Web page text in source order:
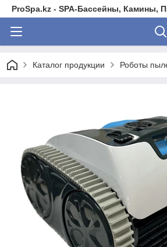
ProSpa.kz - SPA-Бассейны, Камины,
Каталог продукции Роботы